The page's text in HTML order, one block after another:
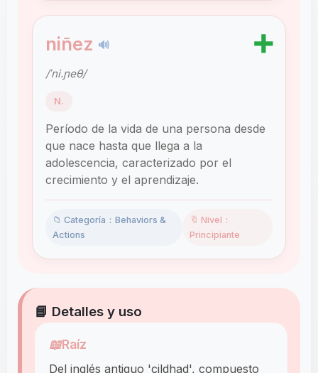
niñez 🔊 ➕
/ˈni.ɲeθ/
N.
Período de la vida de una persona desde
que nace hasta que llega a la
adolescencia, caracterizado por el
crecimiento y el aprendizaje.
📁 Categoría：Behaviors &
Actions
🔖 Nivel：
Principiante
📘 Detalles y uso
📖Raíz
Del inglés antiguo 'cildhad', compuesto